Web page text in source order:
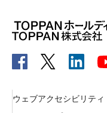
ウェブアクセシビリティ